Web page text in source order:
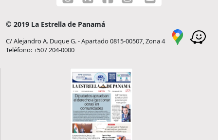
© 2019 La Estrella de Panamá
C/ Alejandro A. Duque G. - Apartado 0815-00507, Zona 4
Teléfono: +507 204-0000